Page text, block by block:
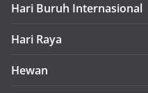
Hari Buruh Internasional
Hari Raya
Hewan